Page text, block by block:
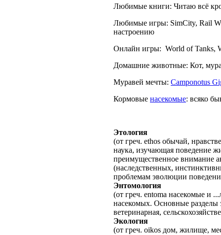
Любимые книги: Читаю всё
Любимые игры: SimCity, Rail
настроению
Онлайн игры: World of Tanks,
Домашние животные: Кот,
Муравей мечты: Camponotus
Кормовые насекомые: всяко
Этология
(от греч. ethos обычай,
наука, изучающая поведение
преимущественное внимание
(наследственных,
проблемам эволюции
Энтомология
(от греч. entoma насекомые и
насекомых. Основные
ветеринарная,
Экология
(от греч. oikos дом, жилище,